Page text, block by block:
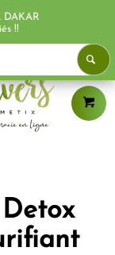
DAKAR
!!